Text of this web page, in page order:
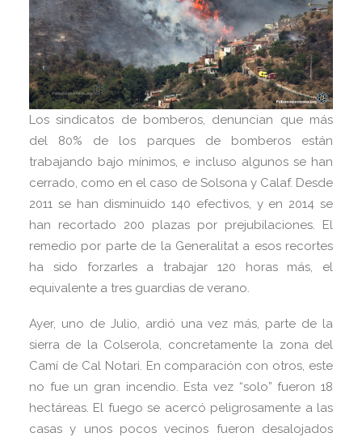
Los sindicatos de bomberos, denuncian que más
del 80% de los parques de bomberos están
trabajando bajo mínimos, e incluso algunos se han
cerrado, como en el caso de Solsona y Calaf. Desde
2011 se han disminuido 140 efectivos, y en 2014 se
han recortado 200 plazas por prejubilaciones. El
remedio por parte de la Generalitat a esos recortes
ha sido forzarles a trabajar 120 horas más, el
equivalente a tres guardias de verano.
Ayer, uno de Julio, ardió una vez más, parte de la
sierra de la Colserola, concretamente la zona del
Camí de Cal Notari. En comparación con otros, este
no fue un gran incendio. Esta vez “solo” fueron 18
hectáreas. El fuego se acercó peligrosamente a las
casas y unos pocos vecinos fueron desalojados